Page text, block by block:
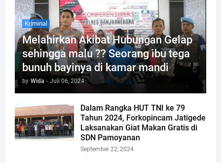
Kriminal
Melahirkan Akibat Hubungan Gelap
sehingga malu ?? Seorang ibu tega
bunuh bayinya di kamar mandi
by Wida - Juli 06, 2024
Dalam Rangka HUT TNI ke 79
Tahun 2024, Forkopincam Jatigede
Laksanakan Giat Makan Gratis di
SDN Pamoyanan
September 22, 2024